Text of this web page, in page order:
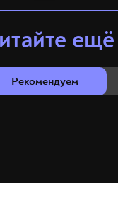
ещё
Рекомендуем